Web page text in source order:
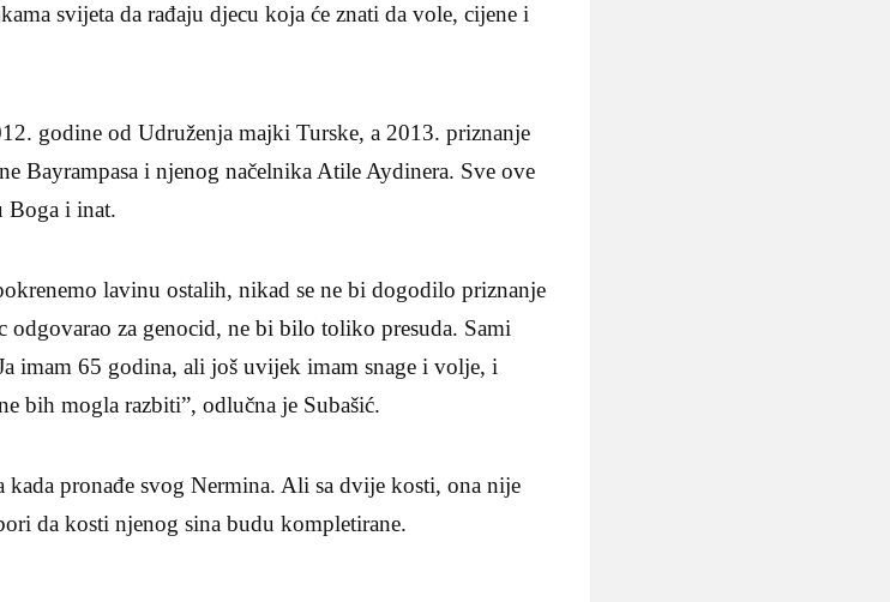
svijeta da rađaju djecu koja će znati da vole, cijene i
godine od Udruženja majki Turske, a 2013. priznanje
Bayrampasa i njenog načelnika Atile Aydinera. Sve ove
Boga i inat.
lavinu ostalih, nikad se ne bi dogodilo priznanje
odgovarao za genocid, ne bi bilo toliko presuda. Sami
imam 65 godina, ali još uvijek imam snage i volje, i
bih mogla razbiti”, odlučna je Subašić.
kada pronađe svog Nermina. Ali sa dvije kosti, ona nije
da kosti njenog sina budu kompletirane.